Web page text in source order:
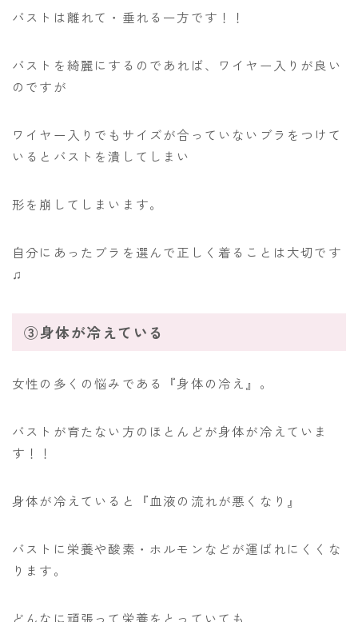
バストは離れて・垂れる一方です！！
バストを綺麗にするのであれば、ワイヤー入りが良い
のですが
ワイヤー入りでもサイズが合っていないブラをつけて
いるとバストを潰してしまい
形を崩してしまいます。
自分にあったブラを選んで正しく着ることは大切です
♫
③身体が冷えている
女性の多くの悩みである『身体の冷え』。
バストが育たない方のほとんどが身体が冷えていま
す！！
身体が冷えていると『血液の流れが悪くなり』
バストに栄養や酸素・ホルモンなどが運ばれにくくな
ります。
どんなに頑張って栄養をとっていても